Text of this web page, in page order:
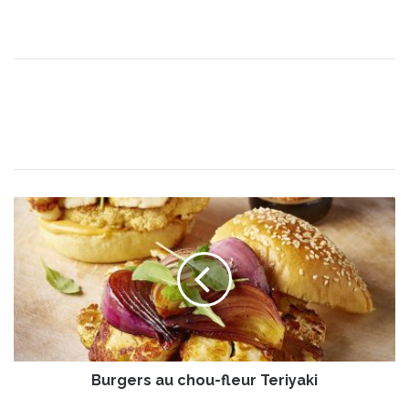
r
s
u
Burgers au chou-fleur Teriyaki